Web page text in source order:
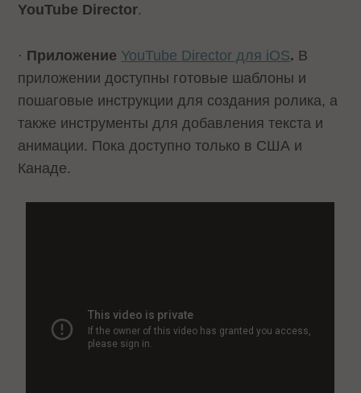
YouTube Director.
· Приложение YouTube Director для iOS. В
приложении доступны готовые шаблоны и
пошаговые инструкции для создания ролика, а
также инструменты для добавления текста и
анимации. Пока доступно только в США и
Канаде.